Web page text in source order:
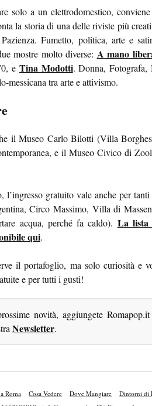
solo a un elettrodomestico,
la storia di una delle riviste più
Fumetto, politica, arte e
mostre molto diverse: A mano
e Tina Modotti. Donna, Fotografa,
messicana tra arte e attivismo.
il Museo Carlo Bilotti (Villa
e il Museo Civico di
l’ingresso gratuito vale anche per
Circo Massimo, Villa di
acqua, perché fa caldo). La lista
qui.
il portafoglio, ma solo curiosità e
e per tutti i gusti!
novità, aggiungete
Newsletter.
Roma Cosa Vedere Dove Mangiare Dintorni di